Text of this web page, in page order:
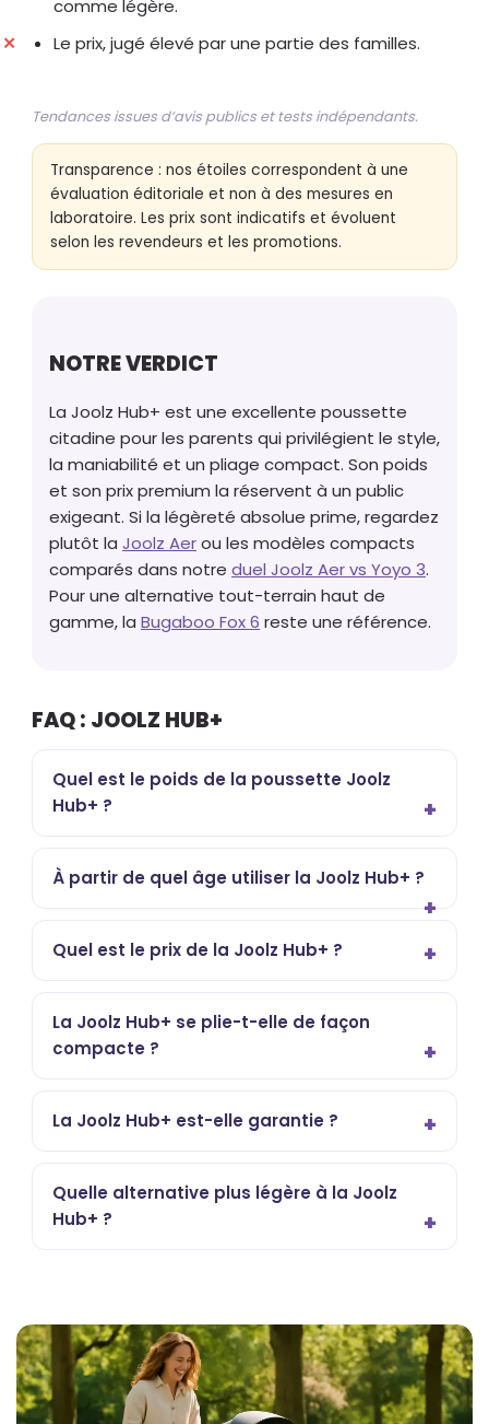
comme légère.
Le prix, jugé élevé par une partie des familles.
Tendances issues d’avis publics et tests indépendants.
Transparence : nos étoiles correspondent à une
évaluation éditoriale et non à des mesures en
laboratoire. Les prix sont indicatifs et évoluent
selon les revendeurs et les promotions.
NOTRE VERDICT
La Joolz Hub+ est une excellente poussette
citadine pour les parents qui privilégient le style,
la maniabilité et un pliage compact. Son poids
et son prix premium la réservent à un public
exigeant. Si la légèreté absolue prime, regardez
plutôt la Joolz Aerou les modèles compacts
comparés dans notre duel Joolz Aer vs Yoyo 3.
Pour une alternative tout-terrain haut de
gamme, la Bugaboo Fox 6 reste une référence.
FAQ : JOOLZ HUB+
Quel est le poids de la poussette Joolz
Hub+ ?
À partir de quel âge utiliser la Joolz Hub+ ?
Quel est le prix de la Joolz Hub+ ?
La Joolz Hub+ se plie-t-elle de façon
compacte ?
La Joolz Hub+ est-elle garantie ?
Quelle alternative plus légère à la Joolz
Hub+ ?